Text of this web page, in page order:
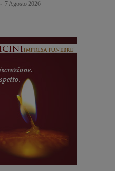
7 Agosto 2026